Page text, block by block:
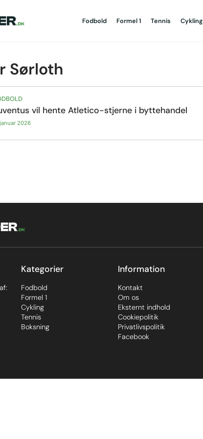
Fodbold Formel 1 Tennis Cykling
Sørloth
vil hente Atletico-stjerne i byttehandel
2026
Kategorier
Fodbold
Formel 1
Cykling
Tennis
Boksning
Information
Kontakt
Om os
Eksternt indhold
Cookiepolitik
Privatlivspolitik
Facebook